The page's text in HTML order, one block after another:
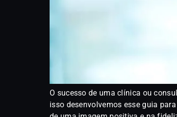
O sucesso de uma clínica ou
isso desenvolvemos esse guia